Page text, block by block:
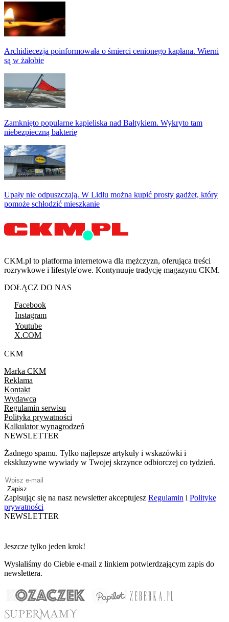
Archidiecezja poinformowała o śmierci cenionego kapłana. Wierni
są w żałobie
Zamknięto popularne kąpieliska nad Bałtykiem. Wykryto tam
niebezpieczną bakterię
Upały nie odpuszczają. W Lidlu można kupić prosty gadżet, który
pomoże schłodzić mieszkanie
CKM.pl to platforma internetowa dla mężczyzn, oferująca treści
rozrywkowe i lifestyle'owe. Kontynuuje tradycję magazynu CKM.
DOŁĄCZ DO NAS
Facebook
Instagram
Youtube
X.COM
CKM
Marka CKM
Reklama
Kontakt
Wydawca
Regulamin serwisu
Polityka prywatności
Kalkulator wynagrodzeń
NEWSLETTER
Żadnego spamu. Tylko najlepsze artykuły i wskazówki i
ekskluzywne wywiady w Twojej skrzynce odbiorczej co tydzień.
Zapisz
Zapisując się na nasz newsletter akceptujesz Regulamin i Politykę
prywatności
NEWSLETTER
Jeszcze tylko jeden krok!
Wysłaliśmy do Ciebie e-mail z linkiem potwierdzającym zapis do
newslettera.